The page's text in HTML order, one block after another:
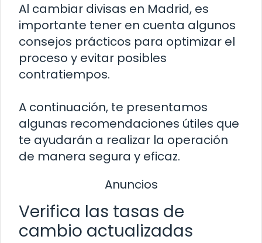
Al cambiar divisas en Madrid, es
importante tener en cuenta algunos
consejos prácticos para optimizar el
proceso y evitar posibles
contratiempos.
A continuación, te presentamos
algunas recomendaciones útiles que
te ayudarán a realizar la operación
de manera segura y eficaz.
Anuncios
Verifica las tasas de
cambio actualizadas